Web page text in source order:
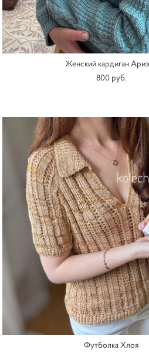
Женский кардиган
800 pуб.
Футболка Хлоя